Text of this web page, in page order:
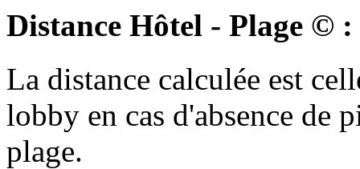
Distance Hôtel - Plage © :
La distance calculée est
lobby en cas d'absence de
plage.